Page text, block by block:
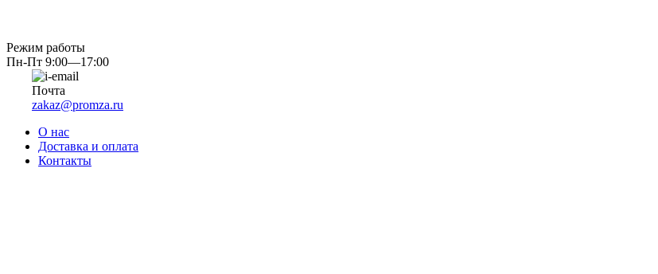
Режим работы
Пн-Пт 9:00—17:00
Почта
zakaz@promza.ru
О нас
Доставка и оплата
Контакты